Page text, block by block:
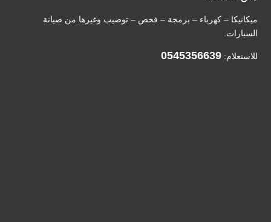
ميكانيكا – كهرباء – برمجة – فحص – توضيب وغيرها من صيانة
السيارات.
للاستعلام: 0545356639